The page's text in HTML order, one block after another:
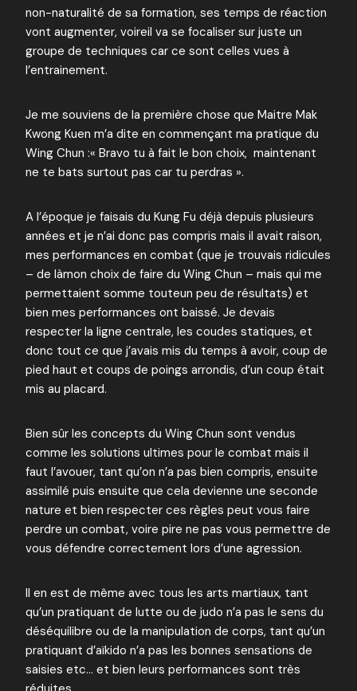
non-naturalité de sa formation, ses temps de réaction
vont augmenter, voireil va se focaliser sur juste un
groupe de techniques car ce sont celles vues à
l’entrainement.
Je me souviens de la première chose que Maitre Mak
Kwong Kuen m’a dite en commençant ma pratique du
Wing Chun :« Bravo tu à fait le bon choix, maintenant
ne te bats surtout pas car tu perdras ».
A l’époque je faisais du Kung Fu déjà depuis plusieurs
années et je n’ai donc pas compris mais il avait raison,
mes performances en combat (que je trouvais ridicules
– de làmon choix de faire du Wing Chun – mais qui me
permettaient somme touteun peu de résultats) et
bien mes performances ont baissé. Je devais
respecter la ligne centrale, les coudes statiques, et
donc tout ce que j’avais mis du temps à avoir, coup de
pied haut et coups de poings arrondis, d’un coup était
mis au placard.
Bien sûr les concepts du Wing Chun sont vendus
comme les solutions ultimes pour le combat mais il
faut l’avouer, tant qu’on n’a pas bien compris, ensuite
assimilé puis ensuite que cela devienne une seconde
nature et bien respecter ces règles peut vous faire
perdre un combat, voire pire ne pas vous permettre de
vous défendre correctement lors d’une agression.
Il en est de même avec tous les arts martiaux, tant
qu’un pratiquant de lutte ou de judo n’a pas le sens du
déséquilibre ou de la manipulation de corps, tant qu’un
pratiquant d’aïkido n’a pas les bonnes sensations de
saisies etc… et bien leurs performances sont très